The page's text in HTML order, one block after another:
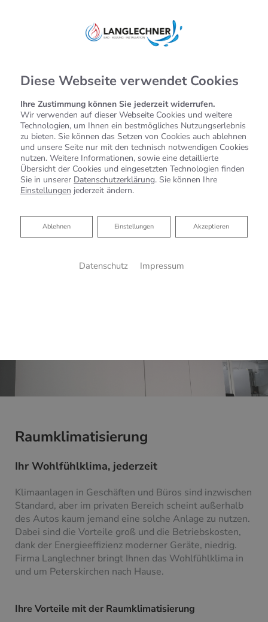
Raumklimatisierung
Ihr Wohlfühlklima, jederzeit
Klimaanlagen in Geschäften und Büros sind inzwischen
Standard, aber im privaten Bereich scheint außerhalb
des Autos kaum jemand eine solche Anlage zu nutzen.
Dabei sind die Vorteile groß und die Betriebskosten,
dank der Energieeffizienz moderner Geräte, niedrig.
Firma Langlechner bringt Ihnen das Wohlfühlklima in
und um Peterskirchen nach Hause.
Ihre Vorteile mit der Raumklimatisierung
Diese Webseite verwendet Cookies
Ihre Zustimmung können Sie jederzeit widerrufen.
Wir verwenden auf dieser Webseite Cookies und weitere
Technologien, um Ihnen ein bestmögliches Nutzungserlebnis
zu bieten. Sie können das Setzen von Cookies auch ablehnen
und unsere Seite nur mit den technisch notwendigen Cookies
nutzen. Weitere Informationen, sowie eine detaillierte
Übersicht der Cookies und eingesetzten Technologien finden
Sie in unserer Datenschutzerklärung. Sie können Ihre
Einstellungen jederzeit ändern.
Akzeptieren
Einstellungen
Ablehnen
Ablehnen
Datenschutz Impressum